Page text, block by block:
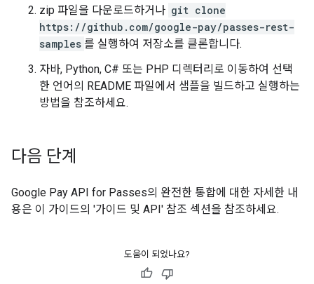
zip 파일을 다운로드하거나 git clone
https://github.com/google-pay/passes-rest-
samples 를 실행하여 저장소를 클론합니다.
자바, Python, C# 또는 PHP 디렉터리로 이동하여 선택
한 언어의 README 파일에서 샘플을 빌드하고 실행하는
방법을 참조하세요.
다음 단계
Google Pay API for Passes의 완전한 통합에 대한 자세한 내
용은 이 가이드의 '가이드 및 API' 참조 섹션을 참조하세요.
도움이 되었나요?